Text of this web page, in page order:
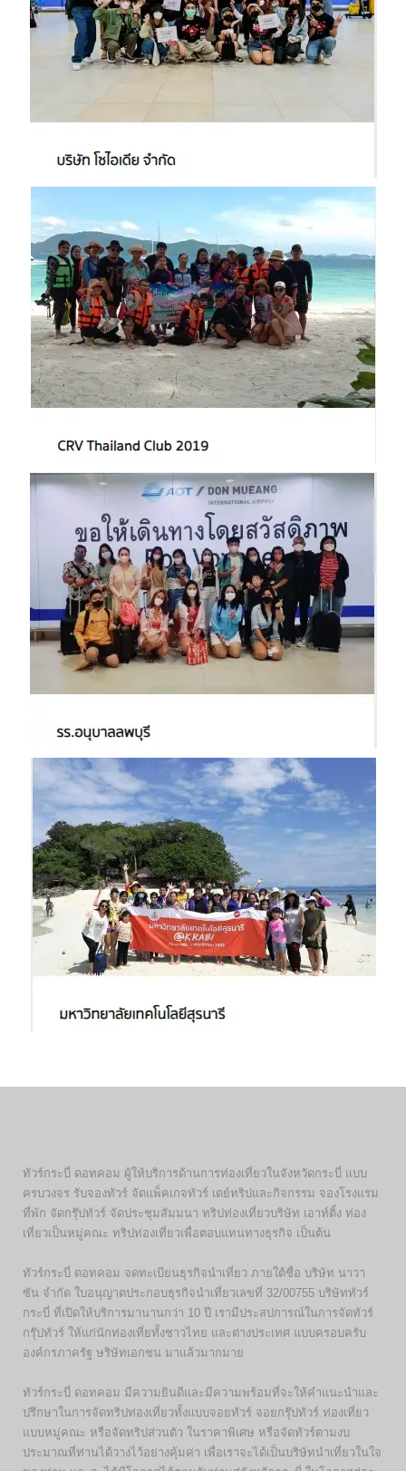
ทัวร์กระบี่ ดอทคอม ผู้ให้บริการด้านการท่องเที่ยวในจังหวัดกระบี่ แบบ
ครบวงจร รับจองทัวร์ จัดแพ็คเกจทัวร์ เดย์ทริปและกิจกรรม จองโรงแรม
ที่พัก จัดกรุ๊ปทัวร์ จัดประชุมสัมมนา ทริปท่องเที่ยวบริษัท เอาท์ติ้ง ท่อง
เที่ยวเป็นหมู่คณะ ทริปท่องเที่ยวเพื่อตอบแทนทางธุรกิจ เป็นต้น
ทัวร์กระบี่ ดอทคอม จดทะเบียนธุรกิจนำเที่ยว ภายใต้ชื่อ บริษัท นาวา
ซัน จำกัด ใบอนุญาตประกอบธุรกิจนำเที่ยวเลขที่ 32/00755 บริษัททัวร์
กระบี่ ที่เปิดให้บริการมานานกว่า 10 ปี เรามีประสปการณ์ในการจัดทัวร์
กรุ๊ปทัวร์ ให้แก่นักท่องเที่ยทั้งชาวไทย และต่างประเทศ แบบครอบครับ
องค์กรภาครัฐ ษริษัทเอกชน มาแล้วมากมาย
ทัวร์กระบี่ ดอทคอม มีความยินดีและมีความพร้อมที่จะให้คำแนะนำและ
ปรึกษาในการจัดทริปท่องเที่ยวทั้งแบบจอยทัวร์ จอยกรุ๊ปทัวร์ ท่องเที่ยว
แบบหมู่คณะ หรือจัดทริปส่วนตัว ในราคาพิเศษ หรือจัดทัวร์ตามงบ
ประมาณที่ท่านได้วางไว้อย่างคุ้มค่า เพื่อเราจะได้เป็นบริษัทนำเที่ยวในใจ